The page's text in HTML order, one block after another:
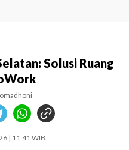
Solusi Ruang
| 11:41 WIB